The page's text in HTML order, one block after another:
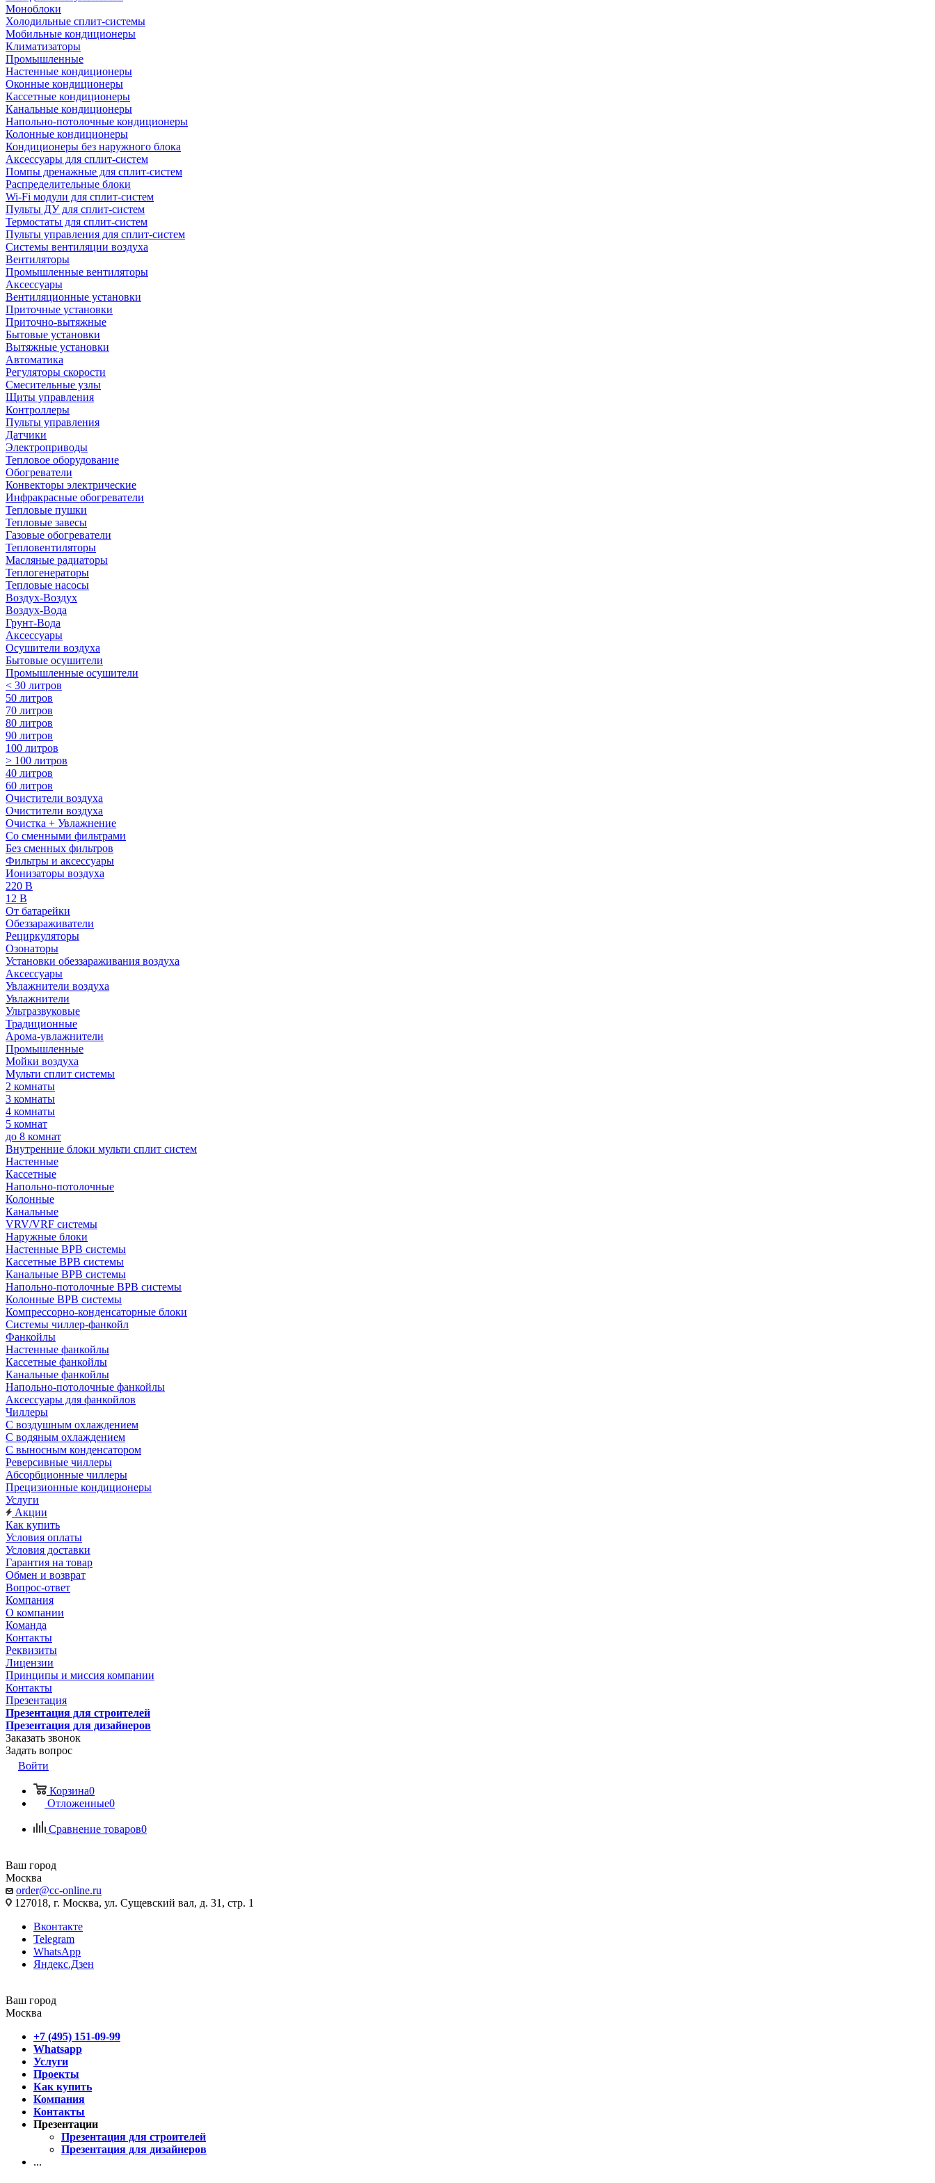
Моноблоки
Холодильные сплит-системы
Мобильные кондиционеры
Климатизаторы
Промышленные
Настенные кондиционеры
Оконные кондиционеры
Кассетные кондиционеры
Канальные кондиционеры
Напольно-потолочные кондиционеры
Колонные кондиционеры
Кондиционеры без наружного блока
Аксессуары для сплит-систем
Помпы дренажные для сплит-систем
Распределительные блоки
Wi-Fi модули для сплит-систем
Пульты ДУ для сплит-систем
Термостаты для сплит-систем
Пульты управления для сплит-систем
Системы вентиляции воздуха
Вентиляторы
Промышленные вентиляторы
Аксессуары
Вентиляционные установки
Приточные установки
Приточно-вытяжные
Бытовые установки
Вытяжные установки
Автоматика
Регуляторы скорости
Смесительные узлы
Щиты управления
Контроллеры
Пульты управления
Датчики
Электроприводы
Тепловое оборудование
Обогреватели
Конвекторы электрические
Инфракрасные обогреватели
Тепловые пушки
Тепловые завесы
Газовые обогреватели
Тепловентиляторы
Масляные радиаторы
Теплогенераторы
Тепловые насосы
Воздух-Воздух
Воздух-Вода
Грунт-Вода
Аксессуары
Осушители воздуха
Бытовые осушители
Промышленные осушители
< 30 литров
50 литров
70 литров
80 литров
90 литров
100 литров
> 100 литров
40 литров
60 литров
Очистители воздуха
Очистители воздуха
Очистка + Увлажнение
Cо сменными фильтрами
Без сменных фильтров
Фильтры и аксессуары
Ионизаторы воздуха
220 В
12 В
От батарейки
Обеззараживатели
Рециркуляторы
Озонаторы
Установки обеззараживания воздуха
Аксессуары
Увлажнители воздуха
Увлажнители
Ультразвуковые
Традиционные
Арома-увлажнители
Промышленные
Мойки воздуха
Мульти сплит системы
2 комнаты
3 комнаты
4 комнаты
5 комнат
до 8 комнат
Внутренние блоки мульти сплит систем
Настенные
Кассетные
Напольно-потолочные
Колонные
Канальные
VRV/VRF системы
Наружные блоки
Настенные ВРВ системы
Кассетные ВРВ системы
Канальные ВРВ системы
Напольно-потолочные ВРВ системы
Колонные ВРВ системы
Компрессорно-конденсаторные блоки
Системы чиллер-фанкойл
Фанкойлы
Настенные фанкойлы
Кассетные фанкойлы
Канальные фанкойлы
Напольно-потолочные фанкойлы
Аксессуары для фанкойлов
Чиллеры
С воздушным охлаждением
С водяным охлаждением
С выносным конденсатором
Реверсивные чиллеры
Абсорбционные чиллеры
Прецизионные кондиционеры
Услуги
Акции
Как купить
Условия оплаты
Условия доставки
Гарантия на товар
Обмен и возврат
Вопрос-ответ
Компания
О компании
Команда
Контакты
Реквизиты
Лицензии
Принципы и миссия компании
Контакты
Презентация
Презентация для строителей
Презентация для дизайнеров
Заказать звонок
Задать вопрос
Войти
Корзина0
Отложенные0
Сравнение товаров0
Ваш город
Москва
order@cc-online.ru
127018, г. Москва, ул. Сущевский вал, д. 31, стр. 1
Вконтакте
Telegram
WhatsApp
Яндекс.Дзен
Ваш город
Москва
+7 (495) 151-09-99
Whatsapp
Услуги
Проекты
Как купить
Компания
Контакты
Презентации
Презентация для строителей
Презентация для дизайнеров
...